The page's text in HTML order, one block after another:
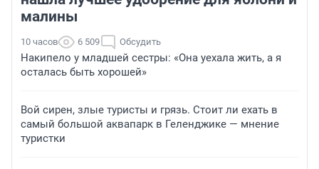
малины
10 часов 6 509 Обсудить
Накипело у младшей сестры: «Она уехала жить, а я
осталась быть хорошей»
Вой сирен, злые туристы и грязь. Стоит ли ехать в
самый большой аквапарк в Геленджике — мнение
туристки